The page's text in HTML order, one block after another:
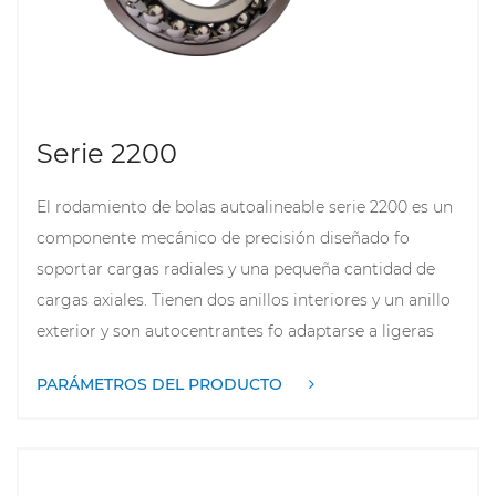
funcionar de manera eficiente en diversas
condiciones de trabajo. Además, los rodamientos de
necesidades de diferentes condiciones ambientales y
Serie 2200
El rodamiento de bolas autoalineable serie 2200 es un
componente mecánico de precisión diseñado fo
soportar cargas radiales y una pequeña cantidad de
cargas axiales. Tienen dos anillos interiores y un anillo
exterior y son autocentrantes fo adaptarse a ligeras
este rodamiento son sus procedimientos
PARÁMETROS DEL PRODUCTO